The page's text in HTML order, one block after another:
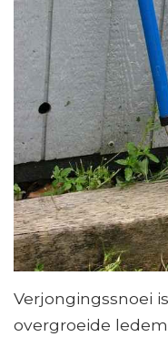
Verjongingssnoei
overgroeide